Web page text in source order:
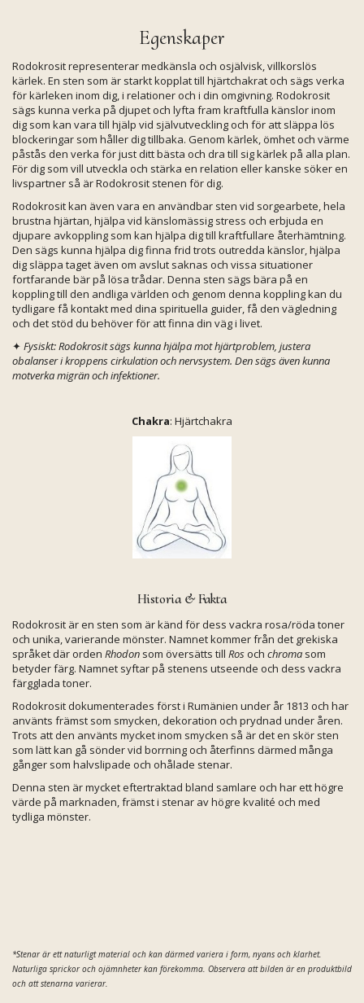
Egenskaper
Rodokrosit representerar medkänsla och osjälvisk, villkorslös
kärlek. En sten som är starkt kopplat till hjärtchakrat och sägs verka
för kärleken inom dig, i relationer och i din omgivning. Rodokrosit
sägs kunna verka på djupet och lyfta fram kraftfulla känslor inom
dig som kan vara till hjälp vid självutveckling och för att släppa lös
blockeringar som håller dig tillbaka. Genom kärlek, ömhet och värme
påstås den verka för just ditt bästa och dra till sig kärlek på alla plan.
För dig som vill utveckla och stärka en relation eller kanske söker en
livspartner så är Rodokrosit stenen för dig.
Rodokrosit kan även vara en användbar sten vid sorgearbete, hela
brustna hjärtan, hjälpa vid känslomässig stress och erbjuda en
djupare avkoppling som kan hjälpa dig till kraftfullare återhämtning.
Den sägs kunna hjälpa dig finna frid trots outredda känslor, hjälpa
dig släppa taget även om avslut saknas och vissa situationer
fortfarande bär på lösa trådar. Denna sten sägs bära på en
koppling till den andliga världen och genom denna koppling kan du
tydligare få kontakt med dina spirituella guider, få den vägledning
och det stöd du behöver för att finna din väg i livet.
✦ Fysiskt: Rodokrosit sägs kunna hjälpa mot hjärtproblem, justera
obalanser i kroppens cirkulation och nervsystem. Den sägs även kunna
motverka migrän och infektioner.
Chakra: Hjärtchakra
Historia & Fakta
Rodokrosit är en sten som är känd för dess vackra rosa/röda toner
och unika, varierande mönster. Namnet kommer från det grekiska
språket där orden Rhodon som översätts till Rosoch chroma som
betyder färg. Namnet syftar på stenens utseende och dess vackra
färgglada toner.
Rodokrosit dokumenterades först i Rumänien under år 1813 och har
använts främst som smycken, dekoration och prydnad under åren.
Trots att den använts mycket inom smycken så är det en skör sten
som lätt kan gå sönder vid borrning och återfinns därmed många
gånger som halvslipade och ohålade stenar.
Denna sten är mycket eftertraktad bland samlare och har ett högre
värde på marknaden, främst i stenar av högre kvalité och med
tydliga mönster.
*Stenar är ett naturligt material och kan därmed variera i form, nyans och klarhet.
Naturliga sprickor och ojämnheter kan förekomma. Observera att bilden är en produktbild
och att stenarna varierar.